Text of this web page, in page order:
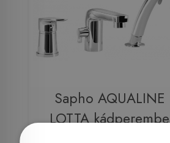
Sapho AQUALINE
LOTTA kádperembe